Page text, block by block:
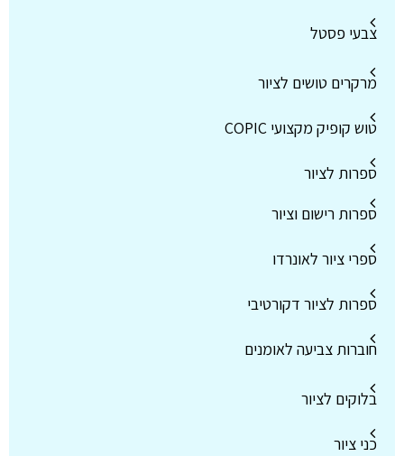
צבעי פסטל
מרקרים טושים לציור
טוש קופיק מקצועי COPIC
ספרות לציור
ספרות רישום וציור
ספרי ציור לאונרדו
ספרות לציור דקורטיבי
חוברות צביעה לאומנים
בלוקים לציור
כני ציור